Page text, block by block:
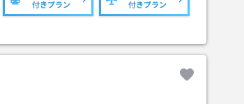
付きプラン 付きプラン